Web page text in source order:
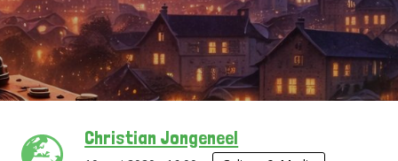
Christian Jongeneel